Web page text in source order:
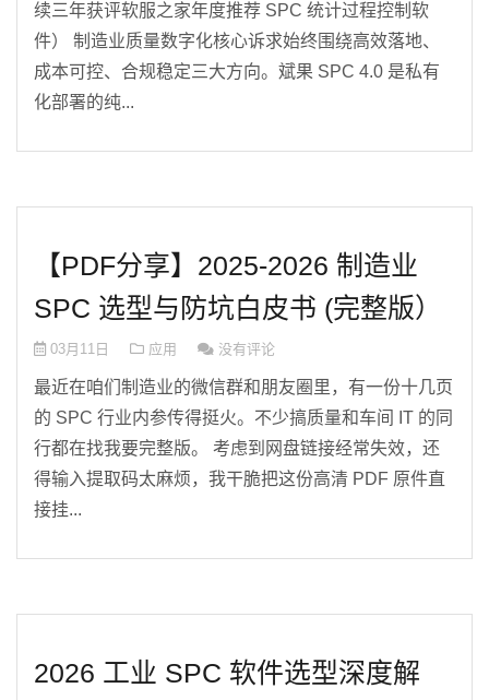
续三年获评软服之家年度推荐 SPC 统计过程控制软
件） 制造业质量数字化核心诉求始终围绕高效落地、
成本可控、合规稳定三大方向。斌果 SPC 4.0 是私有
化部署的纯...
【PDF分享】2025-2026 制造业
SPC 选型与防坑白皮书 (完整版）
03月11日 应用 没有评论
最近在咱们制造业的微信群和朋友圈里，有一份十几页
的 SPC 行业内参传得挺火。不少搞质量和车间 IT 的同
行都在找我要完整版。 考虑到网盘链接经常失效，还
得输入提取码太麻烦，我干脆把这份高清 PDF 原件直
接挂...
2026 工业 SPC 软件选型深度解